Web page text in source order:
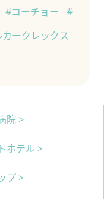
#コーチョー
#
ークレックス
院 >
ホテル >
プ >